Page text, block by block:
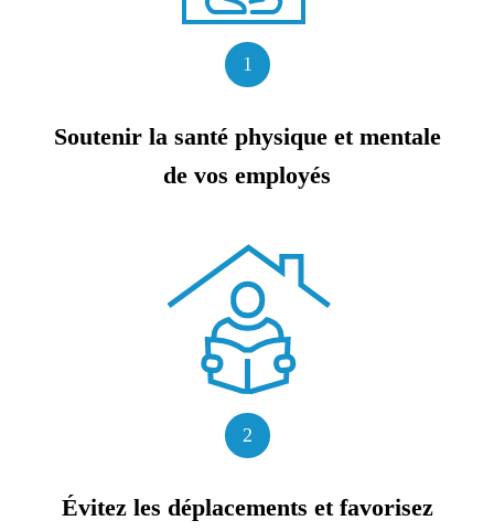
1
Soutenir la santé physique et mentale
de vos employés
2
Évitez les déplacements et favorisez